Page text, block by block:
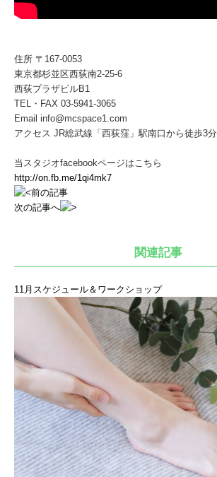
住所 〒167-0053
東京都杉並区西荻南2-25-6
西荻プラザビルB1
TEL・FAX 03-5941-3065
Email info@mcspace1.com
アクセス JR総武線「西荻窪」駅南口から徒歩3分
当スタジオfacebookページはこちら
http://on.fb.me/1qi4mk7
前の記事
次の記事へ
関連記事
11月スケジュール＆ワークショップ